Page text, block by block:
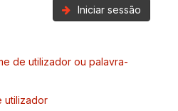
Iniciar sessão
de utilizador ou palavra-
utilizador